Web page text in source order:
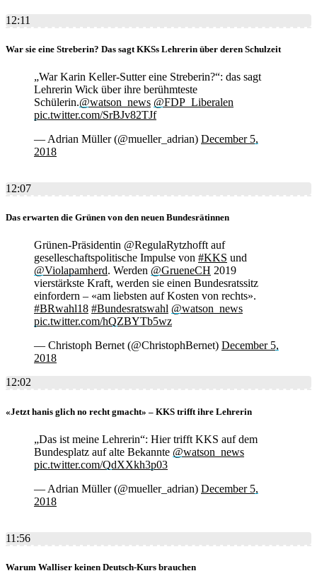
12:11
War sie eine Streberin? Das sagt KKSs Lehrerin über deren Schulzeit
„War Karin Keller-Sutter eine Streberin?“: das sagt
Lehrerin Wick über ihre berühmteste
Schülerin.@watson_news @FDP_Liberalen
pic.twitter.com/SrBJv82TJf
— Adrian Müller (@mueller_adrian) December 5,
2018
12:07
Das erwarten die Grünen von den neuen Bundesrätinnen
Grünen-Präsidentin @RegulaRytzhofft auf
geselleschaftspolitische Impulse von #KKS und
@Violapamherd. Werden @GrueneCH 2019
vierstärkste Kraft, werden sie einen Bundesratssitz
einfordern – «am liebsten auf Kosten von rechts».
#BRwahl18 #Bundesratswahl @watson_news
pic.twitter.com/hQZBYTb5wz
— Christoph Bernet (@ChristophBernet) December 5,
2018
12:02
«Jetzt hanis glich no recht gmacht» – KKS trifft ihre Lehrerin
„Das ist meine Lehrerin“: Hier trifft KKS auf dem
Bundesplatz auf alte Bekannte @watson_news
pic.twitter.com/QdXXkh3p03
— Adrian Müller (@mueller_adrian) December 5,
2018
11:56
Warum Walliser keinen Deutsch-Kurs brauchen